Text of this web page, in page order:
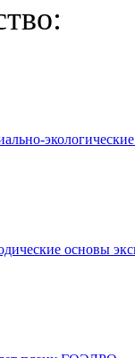
основы